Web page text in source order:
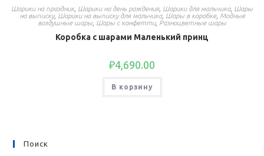
Шарики на праздник, Шарики на день рождения, Шарики для мальчика, Шары
на выписку, Шарики на выписку для мальчика, Шары в коробке, Модные
воздушные шары Шары с конфетти, Разноцветные шары
Коробка с шарами Маленький принц
₽4,690.00
В корзину
Поиск